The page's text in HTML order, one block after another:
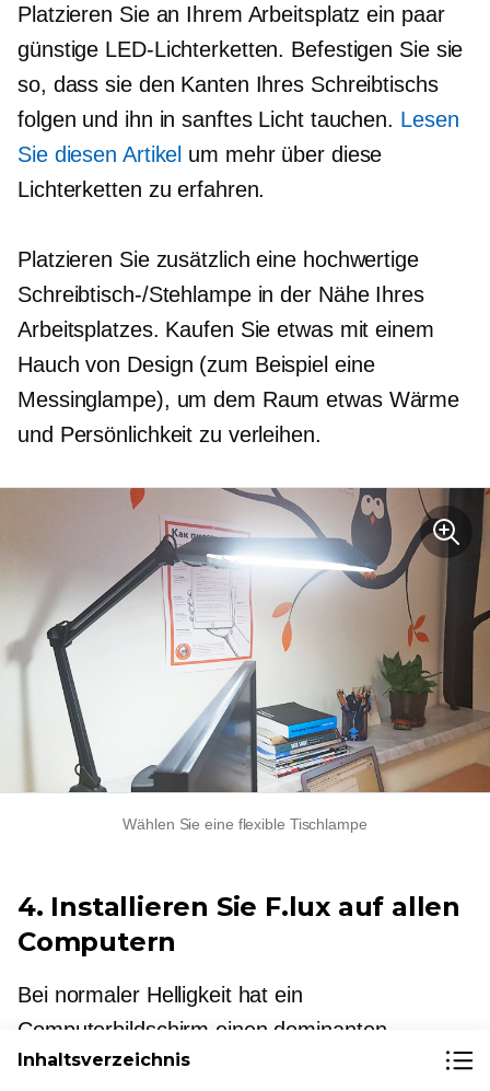
Platzieren Sie an Ihrem Arbeitsplatz ein paar
günstige LED-Lichterketten. Befestigen Sie sie
so, dass sie den Kanten Ihres Schreibtischs
folgen und ihn in sanftes Licht tauchen. Lesen
Sie diesen Artikel um mehr über diese
Lichterketten zu erfahren.
Platzieren Sie zusätzlich eine hochwertige
Schreibtisch-/Stehlampe in der Nähe Ihres
Arbeitsplatzes. Kaufen Sie etwas mit einem
Hauch von Design (zum Beispiel eine
Messinglampe), um dem Raum etwas Wärme
und Persönlichkeit zu verleihen.
Wählen Sie eine flexible Tischlampe
4. Installieren Sie F.lux auf allen
Computern
Bei normaler Helligkeit hat ein
Computerbildschirm einen dominanten
Blaulichtanteil (also „kaltes Licht“). Das
Inhaltsverzeichnis